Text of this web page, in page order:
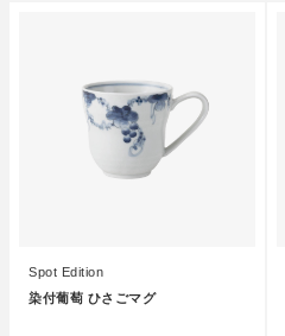
Spot Edition
染付葡萄 ひさごマグ